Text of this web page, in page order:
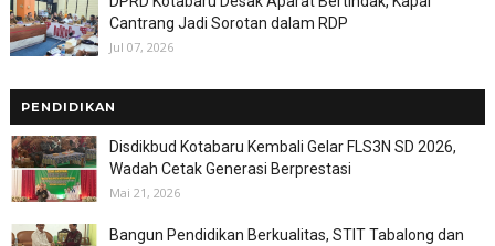
Cantrang Jadi Sorotan dalam RDP
Jul 07, 2026
PENDIDIKAN
Disdikbud Kotabaru Kembali Gelar FLS3N SD 2026,
Wadah Cetak Generasi Berprestasi
Mai 21, 2026
Bangun Pendidikan Berkualitas, STIT Tabalong dan